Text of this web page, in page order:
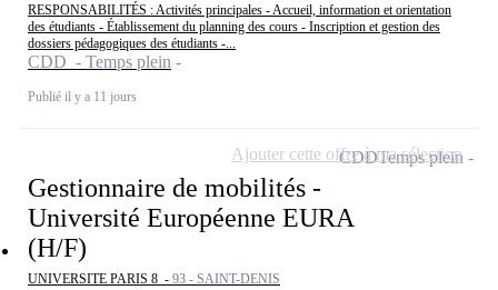
RESPONSABILITÉS : Activités principales - Accueil, information et orientation
des étudiants - Établissement du planning des cours - Inscription et gestion des
dossiers pédagogiques des étudiants -...
CDD - Temps plein
Publié il y a 11 jours
Gestionnaire de mobilités -
Université Européenne EURA
(H/F)
UNIVERSITE PARIS 8 - 93 - SAINT-DENIS
CDDTemps plein
Ajouter cette offre à ma sélection